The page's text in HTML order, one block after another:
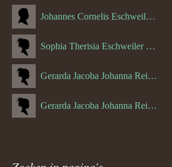
Johannes Cornelis Eschweiler (06-10-1927)
Sophia Therisia Eschweiler (05-07-1923)
Gerarda Jacoba Johanna Reijnen (27-10-1908)
Gerarda Jacoba Johanna Reijnen (10-04-1910)